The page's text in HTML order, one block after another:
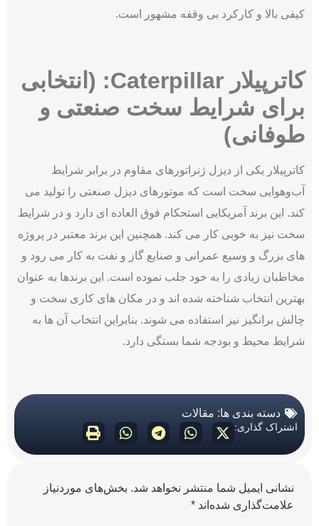
کیفی بالا و کارکرد بی وقفه مشهور است.
کاترپیلار Caterpillar: (انتخابی
برای شرایط سخت صنعتی و
طوفانی)
کاترپیلار یکی از دیزل ژنراتورهای مقاوم در برابر شرایط
آب‌وهوایی سخت است که موتورهای دیزل صنعتی را تولید می
کند. این برند آمریکایی استحکام فوق العاده ای دارد و در شرایط
سخت نیز به خوبی کار می کند. همچنین این برند معتبر در پروژه
های بزرگ و وسیع عمرانی و صنایع گاز و نفت به کار می رود و
مخاطبان زیادی را به خود جلب نموده است. این برندها به عنوان
بهترین انتخاب شناخته شده اند و در مکان های کاری سخت و
چالش برانگیز نیز استفاده می شوند. بنابراین انتخاب آن ها به
شرایط محیط و بودجه شما بستگی دارد.
دسته بندی ها: مقالات
اشتراک گذاری:
نشانی ایمیل شما منتشر نخواهد شد. بخش‌های موردنیاز
علامت‌گذاری شده‌اند *